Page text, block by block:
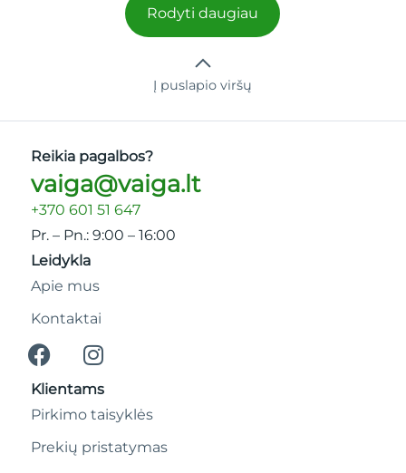
Rodyti daugiau
Į puslapio viršų
Reikia pagalbos?
vaiga@vaiga.lt
+370 601 51 647
Pr. – Pn.: 9:00 – 16:00
Leidykla
Apie mus
Kontaktai
Klientams
Pirkimo taisyklės
Prekių pristatymas